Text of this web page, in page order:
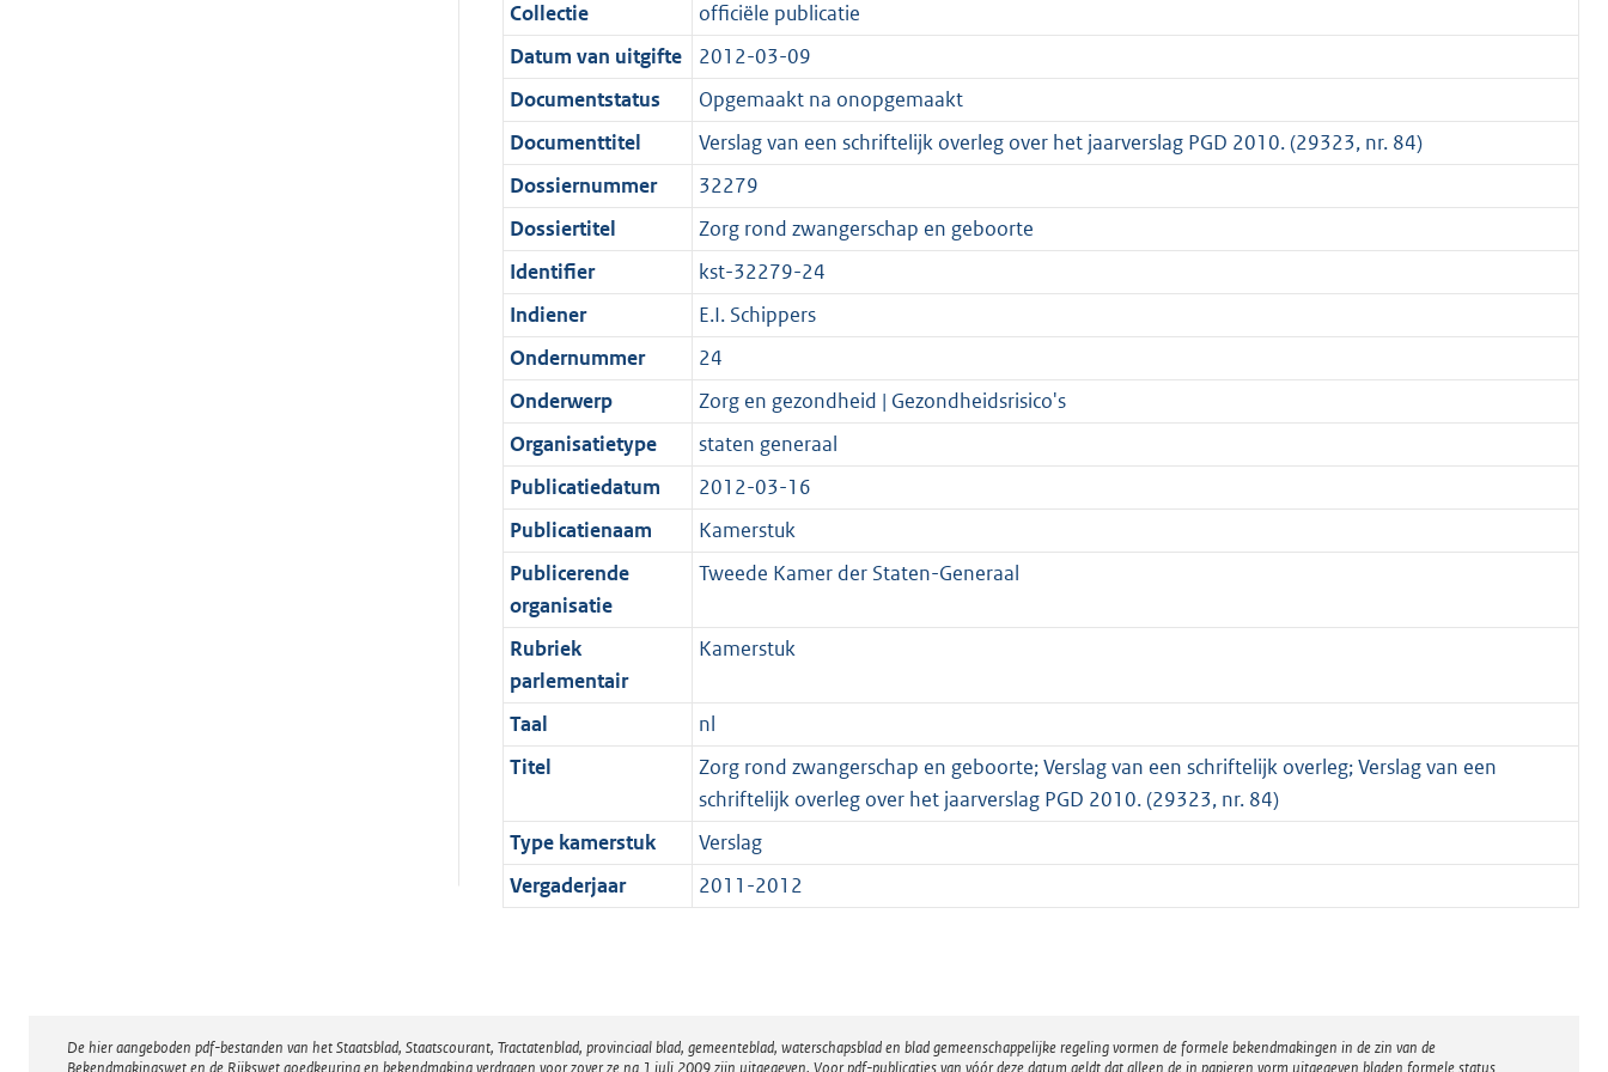
i
e
i
n
f
o
r
m
a
a
t
6
6
K
b
t
i
e
i
n
f
o
r
m
a
a
t
:
1
8
K
b
a
t
i
e
i
n
f
o
r
m
a
a
t
e
:
3
9
K
b
c
a
t
i
e
i
n
f
o
r
m
a
a
t
t
e
:
1
4
K
b
d
s
g
r
o
t
t
e
:
K
b
n
d
s
g
r
o
t
t
e
2
K
b
Collectie
officiële publicatie
Datum van uitgifte
2012-03-09
Documentstatus
Opgemaakt na onopgemaakt
Documenttitel
Verslag van een schriftelijk overleg over het jaarverslag PGD 2010. (29323, nr. 84)
Dossiernummer
32279
Dossiertitel
Zorg rond zwangerschap en geboorte
Identifier
kst-32279-24
Indiener
E.I. Schippers
Ondernummer
24
Onderwerp
Zorg en gezondheid | Gezondheidsrisico's
Organisatietype
staten generaal
Publicatiedatum
2012-03-16
Publicatienaam
Kamerstuk
Publicerende
organisatie
Tweede Kamer der Staten-Generaal
Rubriek
parlementair
Kamerstuk
Taal
nl
Titel
Zorg rond zwangerschap en geboorte; Verslag van een schriftelijk overleg; Verslag van een
schriftelijk overleg over het jaarverslag PGD 2010. (29323, nr. 84)
Type kamerstuk
Verslag
Vergaderjaar
2011-2012
Disclaimer
De hier aangeboden pdf-bestanden van het Staatsblad, Staatscourant, Tractatenblad, provinciaal blad, gemeenteblad, waterschapsblad en blad gemeenschappelijke regeling vormen de formele bekendmakingen in de zin van de
Bekendmakingswet en de Rijkswet goedkeuring en bekendmaking verdragen voor zover ze na 1 juli 2009 zijn uitgegeven. Voor pdf-publicaties van vóór deze datum geldt dat alleen de in papieren vorm uitgegeven bladen formele status